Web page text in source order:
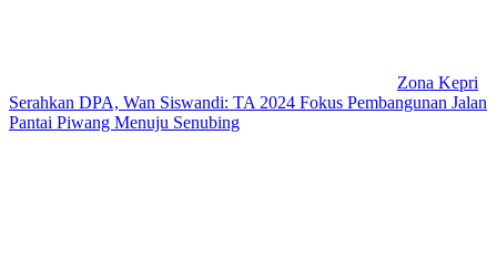
Zona Kepri
Serahkan DPA, Wan Siswandi: TA 2024 Fokus Pembangunan Jalan
Pantai Piwang Menuju Senubing